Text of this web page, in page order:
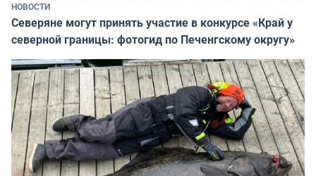
НОВОСТИ
Северяне могут принять участие в конкурсе «Край у
северной границы: фотогид по Печенгскому округу»